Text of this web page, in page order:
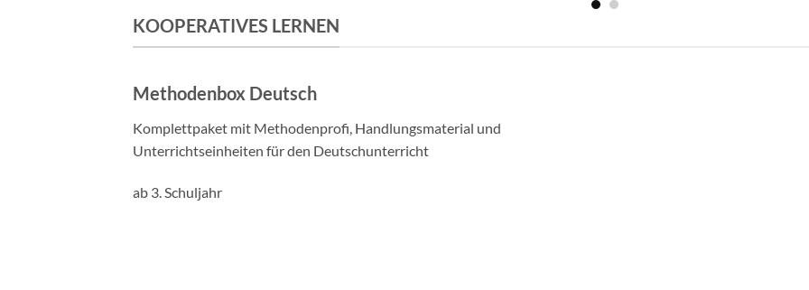
KOOPERATIVES LERNEN
Methodenbox Deutsch
Komplettpaket mit Methodenprofi, Handlungsmaterial und
Unterrichtseinheiten für den Deutschunterricht
ab 3. Schuljahr